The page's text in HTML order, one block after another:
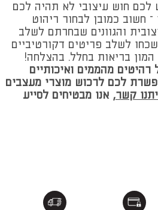
לכם חוש עיצובי לא תהיה לכם
חשוב כמובן לבחור ריהוט
והגוונים שבחרתם לשלב
לשלב פריטים דקורטיביים
בריאות בחלל. בהצלחה!
מהממים ואיכותיים
לכם לרכוש מוצרי מעצבים
קשר, אנו מבטיחים לסייע